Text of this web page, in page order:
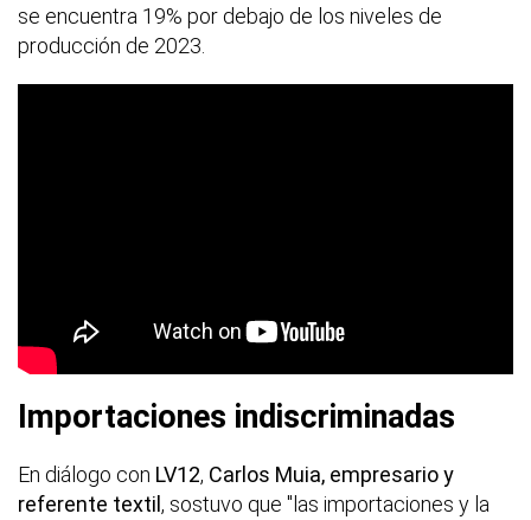
se encuentra 19% por debajo de los niveles de
producción de 2023.
Importaciones indiscriminadas
En diálogo con LV12, Carlos Muia, empresario y
referente textil , sostuvo que "las importaciones y la